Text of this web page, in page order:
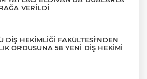
VERİLDİ
DİŞ HEKİMLİĞİ FAKÜLTESİ'NDEN
ORDUSUNA 58 YENİ DİŞ HEKİMİ